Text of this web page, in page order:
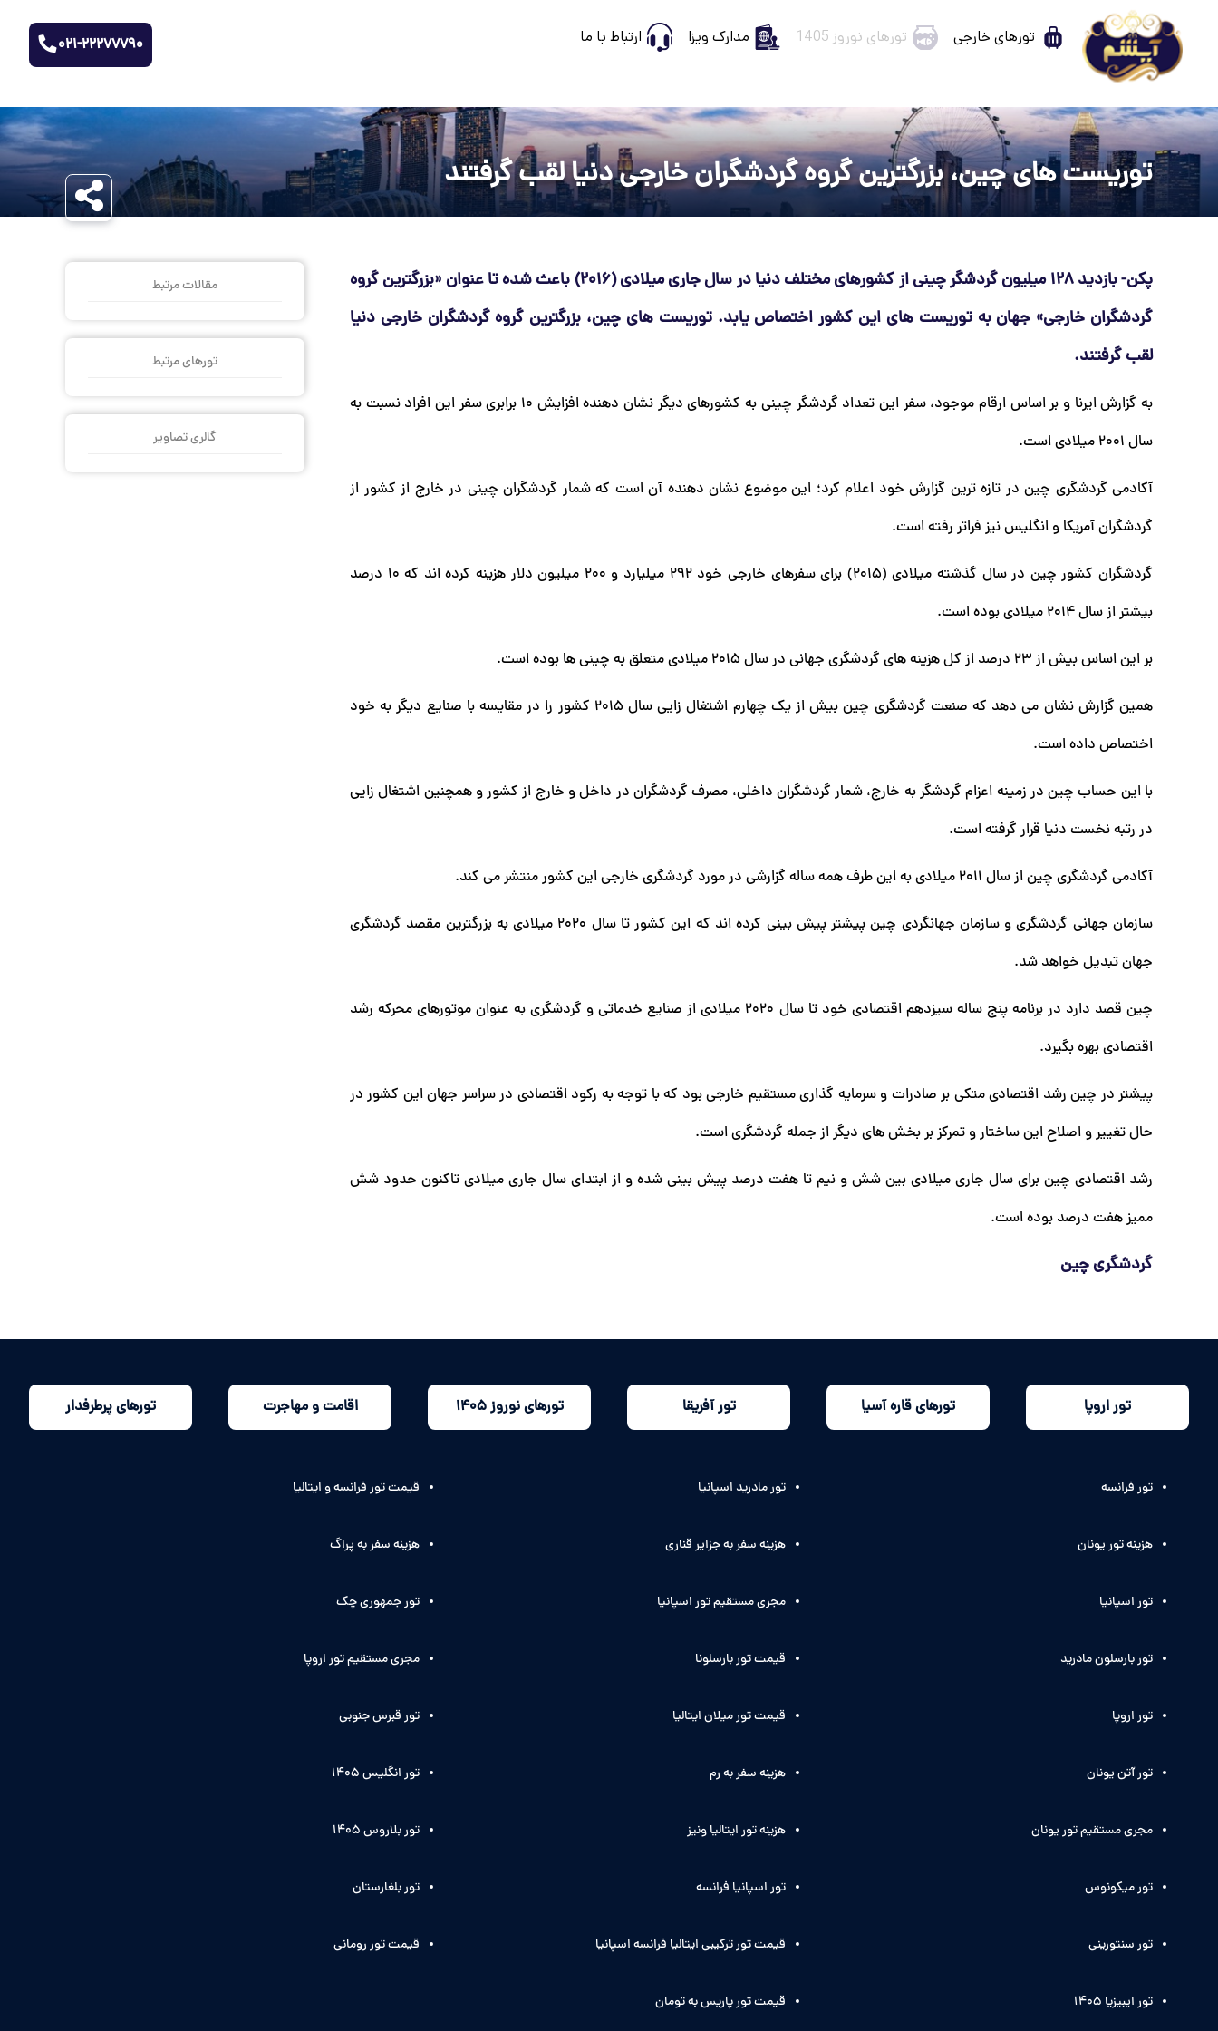
تورهای خارجی تورهای نوروز 1405 مدارک ویزا ارتباط با ما 021-22277790
توریست های چین، بزرگترین گروه گردشگران خارجی دنیا لقب گرفتند
پکن- بازدید 128 میلیون گردشگر چینی از کشورهای مختلف دنیا در سال جاری میلادی (2016) باعث شده تا عنوان «بزرگترین گروه
گردشگران خارجی» جهان به توریست های این کشور اختصاص یابد. توریست های چین، بزرگترین گروه گردشگران خارجی دنیا
لقب گرفتند.
به گزارش ایرنا و بر اساس ارقام موجود، سفر این تعداد گردشگر چینی به کشورهای دیگر نشان دهنده افزایش 10 برابری سفر این افراد نسبت به
سال ۲۰۰۱ میلادی است.
آکادمی گردشگری چین در تازه ترین گزارش خود اعلام کرد؛ این موضوع نشان دهنده آن است که شمار گردشگران چینی در خارج از کشور از
گردشگران آمریکا و انگلیس نیز فراتر رفته است.
گردشگران کشور چین در سال گذشته میلادی (2015) برای سفرهای خارجی خود ۲۹۲ میلیارد و ۲۰۰ میلیون دلار هزینه کرده اند که ۱۰ درصد
بیشتر از سال ۲۰۱۴ میلادی بوده است.
بر این اساس بیش از ۲۳ درصد از کل هزینه های گردشگری جهانی در سال ۲۰۱۵ میلادی متعلق به چینی ها بوده است.
همین گزارش نشان می دهد که صنعت گردشگری چین بیش از یک چهارم اشتغال زایی سال ۲۰۱۵ کشور را در مقایسه با صنایع دیگر به خود
اختصاص داده است.
با این حساب چین در زمینه اعزام گردشگر به خارج، شمار گردشگران داخلی، مصرف گردشگران در داخل و خارج از کشور و همچنین اشتغال زایی
در رتبه نخست دنیا قرار گرفته است.
آکادمی گردشگری چین از سال ۲۰۱۱ میلادی به این طرف همه ساله گزارشی در مورد گردشگری خارجی این کشور منتشر می کند.
سازمان جهانی گردشگری و سازمان جهانگردی چین پیشتر پیش بینی کرده اند که این کشور تا سال ۲۰۲۰ میلادی به بزرگترین مقصد گردشگری
جهان تبدیل خواهد شد.
چین قصد دارد در برنامه پنج ساله سیزدهم اقتصادی خود تا سال ۲۰۲۰ میلادی از صنایع خدماتی و گردشگری به عنوان موتورهای محرکه رشد
اقتصادی بهره بگیرد.
پیشتر در چین رشد اقتصادی متکی بر صادرات و سرمایه گذاری مستقیم خارجی بود که با توجه به رکود اقتصادی در سراسر جهان این کشور در
حال تغییر و اصلاح این ساختار و تمرکز بر بخش های دیگر از جمله گردشگری است.
رشد اقتصادی چین برای سال جاری میلادی بین شش و نیم تا هفت درصد پیش بینی شده و از ابتدای سال جاری میلادی تاکنون حدود شش
ممیز هفت درصد بوده است.
گردشگری چین
مقالات مرتبط
تورهای مرتبط
گالری تصاویر
تور اروپا تورهای قاره آسیا تور آفریقا تورهای نوروز 1405 اقامت و مهاجرت تورهای پرطرفدار
تور فرانسه
هزینه تور یونان
تور اسپانیا
تور بارسلون مادرید
تور اروپا
تور آتن یونان
مجری مستقیم تور یونان
تور میکونوس
تور سنتورینی
تور ایبیزیا 1405
تور مادرید اسپانیا
هزینه سفر به جزایر قناری
مجری مستقیم تور اسپانیا
قیمت تور بارسلونا
قیمت تور میلان ایتالیا
هزینه سفر به رم
هزینه تور ایتالیا ونیز
تور اسپانیا فرانسه
قیمت تور ترکیبی ایتالیا فرانسه اسپانیا
قیمت تور پاریس به تومان
قیمت تور فرانسه و ایتالیا
هزینه سفر به پراگ
تور جمهوری چک
مجری مستقیم تور اروپا
تور قبرس جنوبی
تور انگلیس ۱۴۰5
تور بلاروس 1405
تور بلغارستان
قیمت تور رومانی